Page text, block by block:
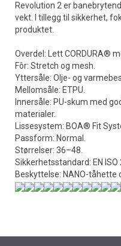
Revolution 2 er
vekt. I tillegg til sikkerhet,
produktet.
Overdel: Lett CORDURA®
Fôr: Stretch og mesh.
Yttersåle: Olje- og
Mellomsåle: ETPU.
Innersåle: PU-skum med
materialer.
Lissesystem: BOA® Fit
Passform: Normal.
Størrelser: 36–48.
Sikkerhetsstandard: EN ISO
Beskyttelse: NANO-tåhette